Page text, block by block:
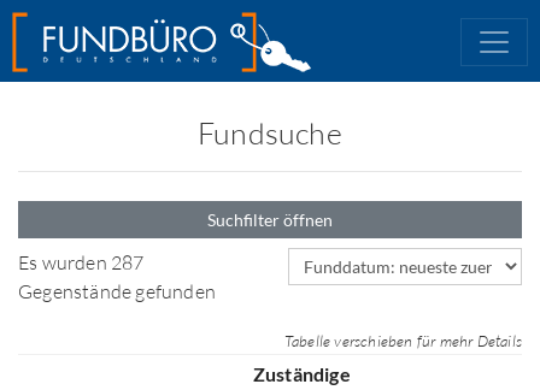
Fundsuche
Suchfilter öffnen
Es wurden 287
Gegenstände gefunden
Sortierfeld
Tabelle verschieben für mehr Details
Zuständige